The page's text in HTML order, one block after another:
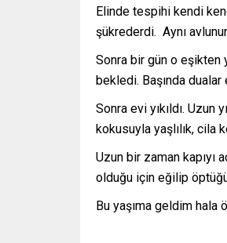
Elinde tespihi kendi
şükrederdi. Aynı
Sonra bir gün o eşikten
bekledi. Başında
Sonra evi yıkıldı. Uzun
kokusuyla yaşlılık, cila
Uzun bir zaman kapıyı
olduğu için eğilip
Bu yaşıma geldim hala